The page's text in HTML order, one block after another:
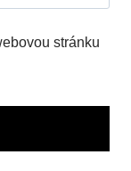
stránku